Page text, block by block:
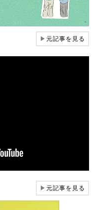
▶元記事を見る
▶元記事を見る